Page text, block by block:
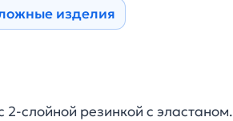
изделия
2-слойной резинкой с эластаном.